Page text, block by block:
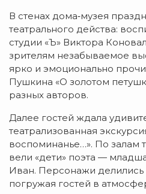
В стенах дома‑музея
театрального действа:
студии «Ъ» Виктора
зрителям незабываемое
ярко и эмоционально
Пушкина «О золотом
разных авторов.
Далее гостей ждала
театрализованная
воспоминанье…». По залам
вели «дети» поэта —
Иван. Персонажи
погружая гостей в